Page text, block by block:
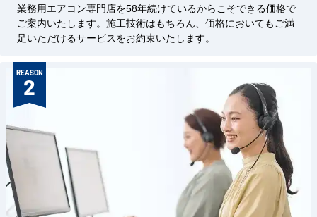
業務用エアコン専門店を58年続けているからこそできる価格で
ご案内いたします。施工技術はもちろん、価格においてもご満
足いただけるサービスをお約束いたします。
REASON
2